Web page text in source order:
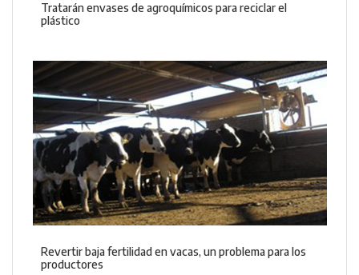
Tratarán envases de agroquímicos para reciclar el
plástico
Revertir baja fertilidad en vacas, un problema para los
productores